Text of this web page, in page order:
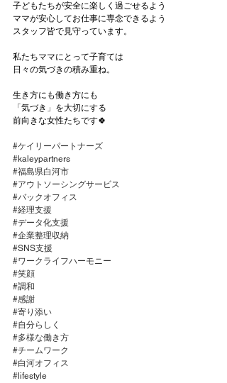
子どもたちが安全に楽しく過ごせるよう
ママが安心してお仕事に専念できるよう
スタッフ皆で見守っています。
私たちママにとって子育ては
日々の気づきの積み重ね。
生き方にも働き方にも
「気づき」を大切にする
前向きな女性たちです🍀
#ケイリーパートナーズ
#kaleypartners
#福島県白河市
#アウトソーシングサービス
#バックオフィス
#経理支援
#データ化支援
#企業整理収納
#SNS支援
#ワークライフハーモニー
#笑顔
#調和
#感謝
#寄り添い
#自分らしく
#多様な働き方
#チームワーク
#白河オフィス
#lifestyle